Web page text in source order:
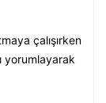
çalışırken
yorumlayarak